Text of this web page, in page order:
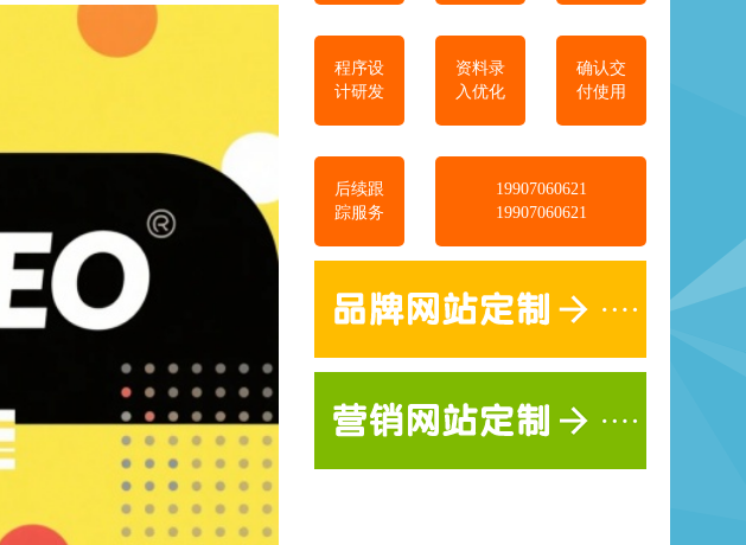
程序设
计研发
资料录
入优化
确认交
付使用
后续跟
踪服务
19907060621
19907060621